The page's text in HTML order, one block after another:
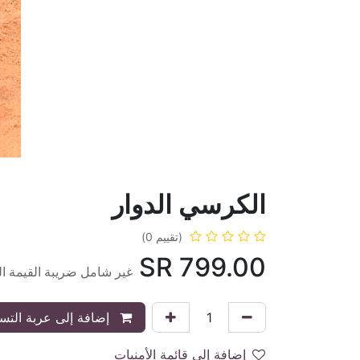
الكرسي الدوار
(تقييم 0)
799.00 غير شامل ضريبة القيمة
إضافة إلى عربة
إضافة إلى قائمة الأمنيات